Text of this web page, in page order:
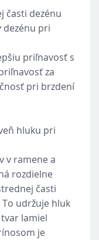
časti dezénu
dezénu pri
priľnavosť s
za
pri brzdení
hluku pri
v ramene a
rozdielne
časti
udržuje hluk
lamiel
je